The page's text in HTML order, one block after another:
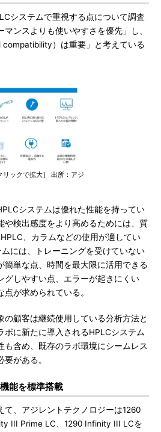
システムで重視する点について調査
マンスよりも使いやすさを優先」し、
compatibility）は重要」と考えている
ックで拡大］ 出所：アジ
システムは優れた性能を持ってい
や検出感度をより高めるためには、質
、カラムなどの使用が適してい
には、トレーニングを受けていない
簡単な点、時間を最大限に活用できる
グしやすい点、エラーが起きにくい
が求められている。
顧客は継続使用している分析方法と
ボに新たに導入されるHPLCシステム
も含め、既存のラボ環境にシームレス
がある。
能を標準搭載
、アジレントテクノロジーは1260
III Prime LC、1290 Infinity III LCを